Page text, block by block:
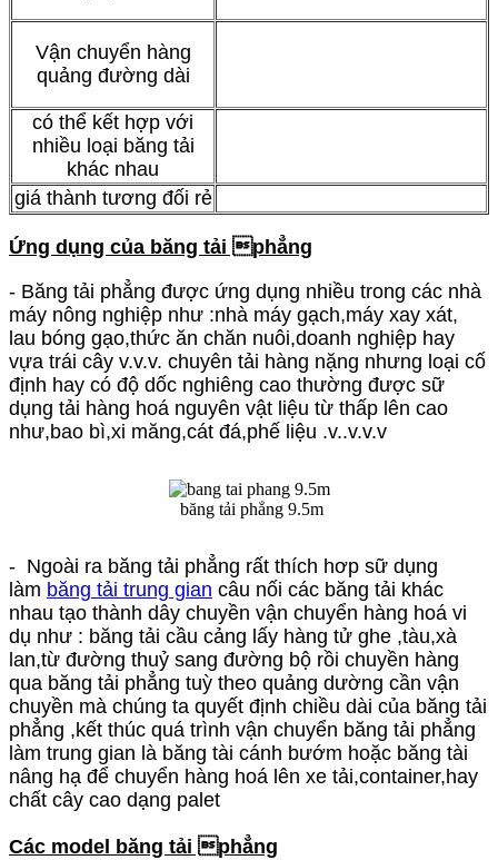
Vận chuyển hàng
quảng đường dài
có thể kết hợp với
nhiều loại băng tải
khác nhau
giá thành tương đối rẻ
Ứng dụng của băng tải phẳng
- Băng tải phẳng được ứng dụng nhiều trong các nhà
máy nông nghiệp như :nhà máy gạch,máy xay xát,
lau bóng gạo,thức ăn chăn nuôi,doanh nghiệp hay
vựa trái cây v.v.v. chuyên tải hàng nặng nhưng loại cố
định hay có độ dốc nghiêng cao thường được sữ
dụng tải hàng hoá nguyên vật liệu từ thấp lên cao
như,bao bì,xi măng,cát đá,phế liệu .v..v.v.v
băng tải phẳng 9.5m
- Ngoài ra băng tải phẳng rất thích hơp sữ dụng
làm băng tải trung gian câu nối các băng tải khác
nhau tạo thành dây chuyền vận chuyển hàng hoá vi
dụ như : băng tải cầu cảng lấy hàng tử ghe ,tàu,xà
lan,từ đường thuỷ sang đường bộ rồi chuyền hàng
qua băng tải phẳng tuỳ theo quảng dường cần vận
chuyền mà chúng ta quyết định chiều dài của băng tải
phẳng ,kết thúc quá trình vận chuyển băng tải phẳng
làm trung gian là băng tài cánh bướm hoặc băng tài
nâng hạ để chuyển hàng hoá lên xe tải,container,hay
chất cây cao dạng palet
Các model băng tải phẳng